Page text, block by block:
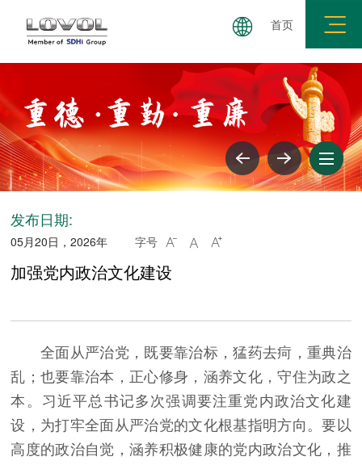
首页
三重展学论坛 理论学习 警钟长鸣 纪法百科
发布日期:
05月20日，2026年 字号   
加强党内政治文化建设
全面从严治党，既要靠治标，猛药去疴，重典治
乱；也要靠治本，正心修身，涵养文化，守住为政之
本。习近平总书记多次强调要注重党内政治文化建
设，为打牢全面从严治党的文化根基指明方向。要以
高度的政治自觉，涵养积极健康的党内政治文化，推